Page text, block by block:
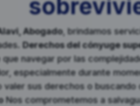
Abogado, brindamos
Derechos del cónyuge
que navegar por las
especialmente durante
valer sus derechos o
Nos comprometemos a